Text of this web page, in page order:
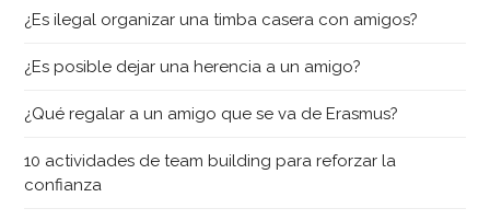
¿Es ilegal organizar una timba casera con amigos?
¿Es posible dejar una herencia a un amigo?
¿Qué regalar a un amigo que se va de Erasmus?
10 actividades de team building para reforzar la
confianza